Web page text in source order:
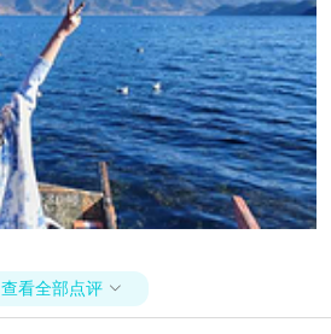
查看全部点评 